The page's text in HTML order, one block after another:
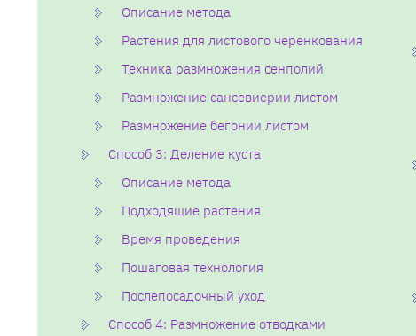
Описание метода
Растения для листового черенкования
Техника размножения сенполий
Размножение сансевиерии листом
Размножение бегонии листом
Способ 3: Деление куста
Описание метода
Подходящие растения
Время проведения
Пошаговая технология
Послепосадочный уход
Способ 4: Размножение отводками